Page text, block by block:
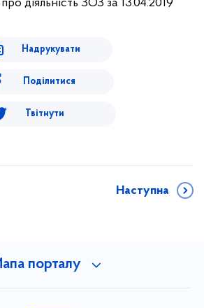
діяльність ЗОЗ за 13.04.2019
Надрукувати
Поділитися
Твітнути
Наступна
порталу